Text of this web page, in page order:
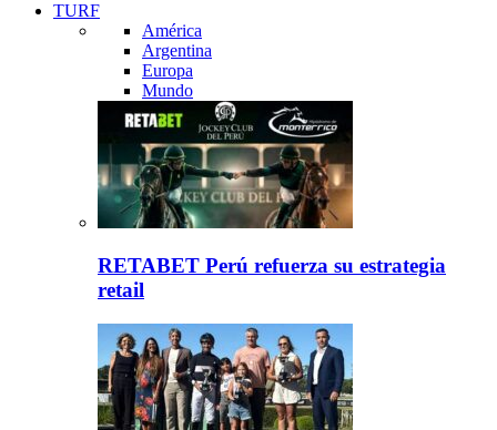
TURF
América
Argentina
Europa
Mundo
RETABET Perú refuerza su estrategia
retail